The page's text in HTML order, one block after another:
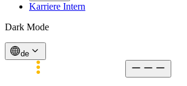
Karriere Intern
Dark Mode
de